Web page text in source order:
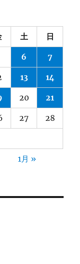
土 日
6 7
13 14
20 21
27 28
1月 »